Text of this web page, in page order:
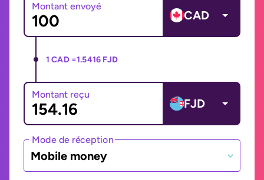
Montant envoyé
CAD
1 CAD =1.5416 FJD
Montant reçu
FJD
Mode de réception
Mobile money